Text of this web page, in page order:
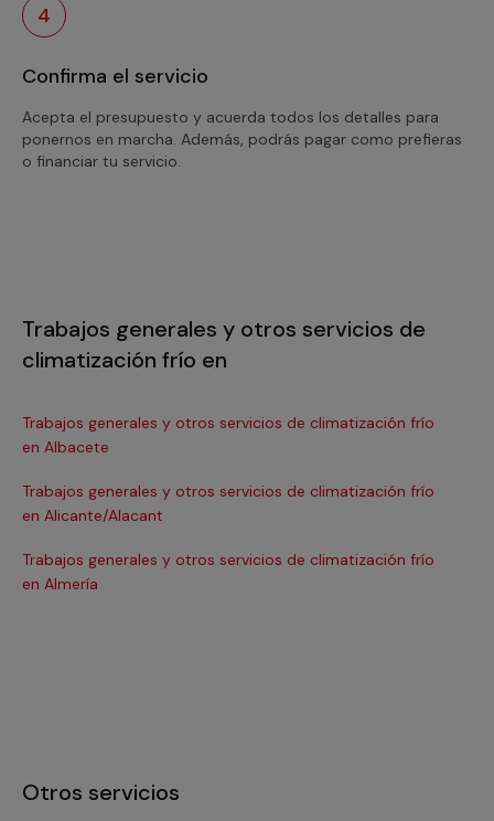
4
Confirma el servicio
Acepta el presupuesto y acuerda todos los detalles para
ponernos en marcha. Además, podrás pagar como prefieras
o financiar tu servicio.
Trabajos generales y otros servicios de
climatización frío en
Trabajos generales y otros servicios de climatización frío
en Albacete
Trabajos generales y otros servicios de climatización frío
en Alicante/Alacant
Trabajos generales y otros servicios de climatización frío
en Almería
Otros servicios